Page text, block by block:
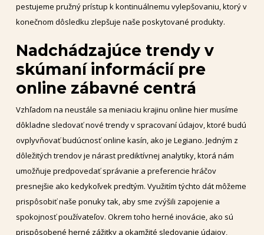
pestujeme pružný prístup k kontinuálnemu vylepšovaniu, ktorý v
konečnom dôsledku zlepšuje naše poskytované produkty.
Nadchádzajúce trendy v
skúmaní informácií pre
online zábavné centrá
Vzhľadom na neustále sa meniaciu krajinu online hier musíme
dôkladne sledovať nové trendy v spracovaní údajov, ktoré budú
ovplyvňovať budúcnosť online kasín, ako je Legiano. Jedným z
dôležitých trendov je nárast prediktívnej analytiky, ktorá nám
umožňuje predpovedať správanie a preferencie hráčov
presnejšie ako kedykoľvek predtým. Využitím týchto dát môžeme
prispôsobiť naše ponuky tak, aby sme zvýšili zapojenie a
spokojnosť používateľov. Okrem toho herné inovácie, ako sú
prispôsobené herné zážitky a okamžité sledovanie údajov,